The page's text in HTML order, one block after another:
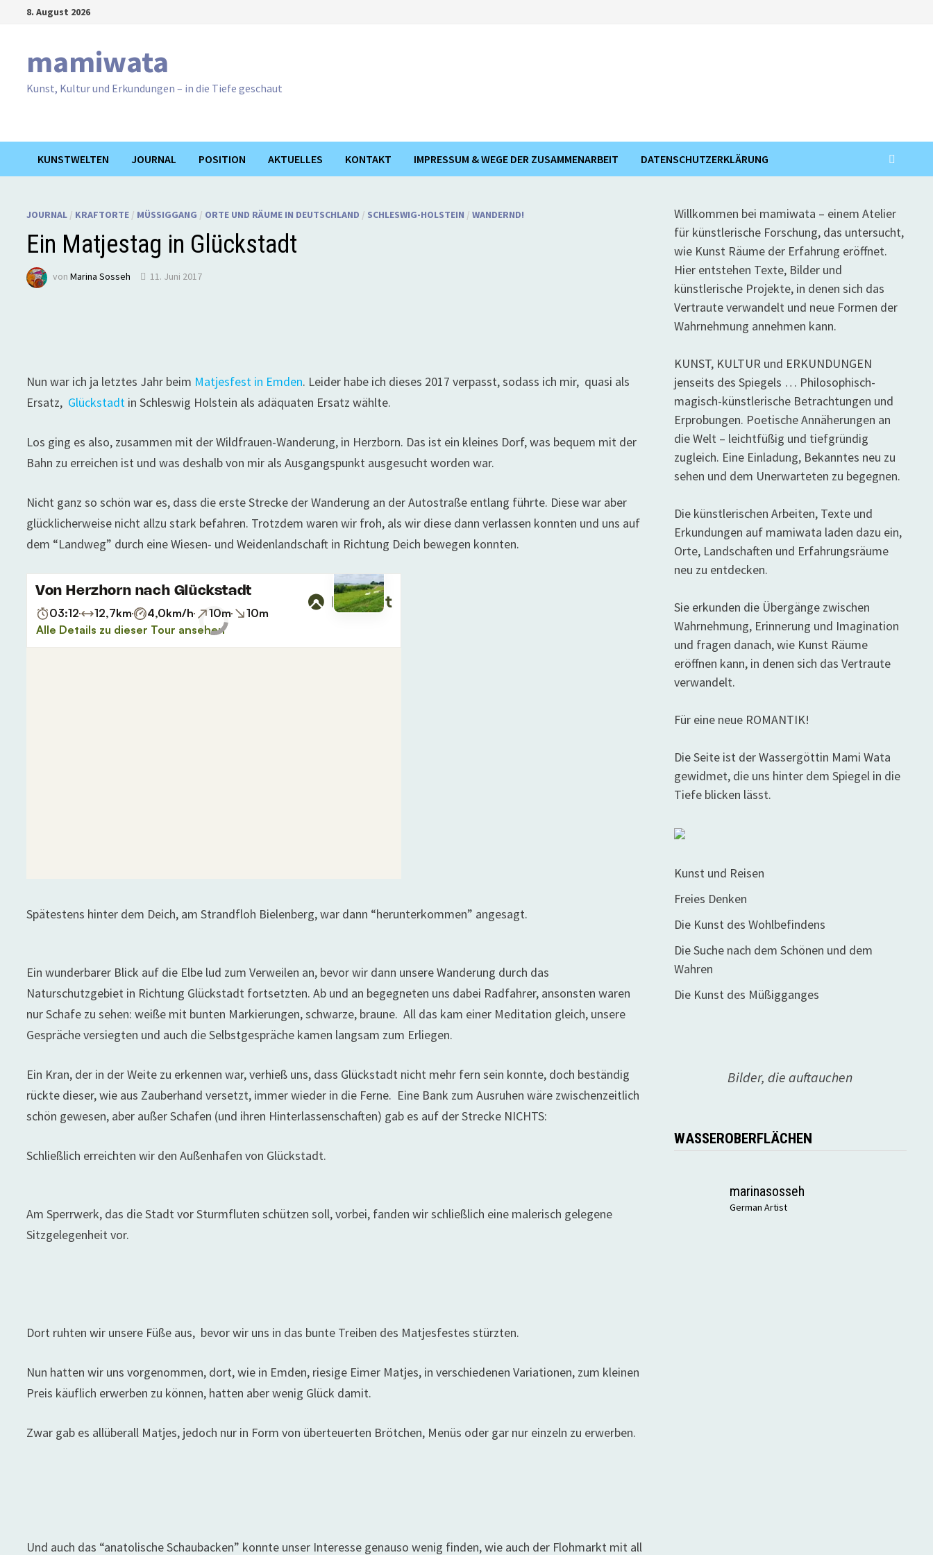
8. August 2026
mamiwata
Kunst, Kultur und Erkundungen – in die Tiefe geschaut
KUNSTWELTEN JOURNAL POSITION AKTUELLES KONTAKT IMPRESSUM & WEGE DER ZUSAMMENARBEIT DATENSCHUTZERKLÄRUNG
JOURNAL / KRAFTORTE / MÜSSIGGANG / ORTE UND RÄUME IN DEUTSCHLAND / SCHLESWIG-HOLSTEIN /WANDERND!
Ein Matjestag in Glückstadt
vonMarina Sosseh 11. Juni 2017
Nun war ich ja letztes Jahr beim Matjesfest in Emden. Leider habe ich dieses 2017 verpasst, sodass ich mir, quasi als
Ersatz, Glückstadt in Schleswig Holstein als adäquaten Ersatz wählte.
Los ging es also, zusammen mit der Wildfrauen-Wanderung, in Herzborn. Das ist ein kleines Dorf, was bequem mit der
Bahn zu erreichen ist und was deshalb von mir als Ausgangspunkt ausgesucht worden war.
Nicht ganz so schön war es, dass die erste Strecke der Wanderung an der Autostraße entlang führte. Diese war aber
glücklicherweise nicht allzu stark befahren. Trotzdem waren wir froh, als wir diese dann verlassen konnten und uns auf
dem “Landweg” durch eine Wiesen- und Weidenlandschaft in Richtung Deich bewegen konnten.
Spätestens hinter dem Deich, am Strandfloh Bielenberg, war dann “herunterkommen” angesagt.
Ein wunderbarer Blick auf die Elbe lud zum Verweilen an, bevor wir dann unsere Wanderung durch das
Naturschutzgebiet in Richtung Glückstadt fortsetzten. Ab und an begegneten uns dabei Radfahrer, ansonsten waren
nur Schafe zu sehen: weiße mit bunten Markierungen, schwarze, braune. All das kam einer Meditation gleich, unsere
Gespräche versiegten und auch die Selbstgespräche kamen langsam zum Erliegen.
Ein Kran, der in der Weite zu erkennen war, verhieß uns, dass Glückstadt nicht mehr fern sein konnte, doch beständig
rückte dieser, wie aus Zauberhand versetzt, immer wieder in die Ferne. Eine Bank zum Ausruhen wäre zwischenzeitlich
schön gewesen, aber außer Schafen (und ihren Hinterlassenschaften) gab es auf der Strecke NICHTS:
Schließlich erreichten wir den Außenhafen von Glückstadt.
Am Sperrwerk, das die Stadt vor Sturmfluten schützen soll, vorbei, fanden wir schließlich eine malerisch gelegene
Sitzgelegenheit vor.
Dort ruhten wir unsere Füße aus, bevor wir uns in das bunte Treiben des Matjesfestes stürzten.
Nun hatten wir uns vorgenommen, dort, wie in Emden, riesige Eimer Matjes, in verschiedenen Variationen, zum kleinen
Preis käuflich erwerben zu können, hatten aber wenig Glück damit.
Zwar gab es allüberall Matjes, jedoch nur in Form von überteuerten Brötchen, Menüs oder gar nur einzeln zu erwerben.
Und auch das “anatolische Schaubacken” konnte unser Interesse genauso wenig finden, wie auch der Flohmarkt mit all
Willkommen bei mamiwata – einem Atelier
für künstlerische Forschung, das untersucht,
wie Kunst Räume der Erfahrung eröffnet.
Hier entstehen Texte, Bilder und
künstlerische Projekte, in denen sich das
Vertraute verwandelt und neue Formen der
Wahrnehmung annehmen kann.
KUNST, KULTUR und ERKUNDUNGEN
jenseits des Spiegels … Philosophisch-
magisch-künstlerische Betrachtungen und
Erprobungen. Poetische Annäherungen an
die Welt – leichtfüßig und tiefgründig
zugleich. Eine Einladung, Bekanntes neu zu
sehen und dem Unerwarteten zu begegnen.
Die künstlerischen Arbeiten, Texte und
Erkundungen auf mamiwata laden dazu ein,
Orte, Landschaften und Erfahrungsräume
neu zu entdecken.
Sie erkunden die Übergänge zwischen
Wahrnehmung, Erinnerung und Imagination
und fragen danach, wie Kunst Räume
eröffnen kann, in denen sich das Vertraute
verwandelt.
Für eine neue ROMANTIK!
Die Seite ist der Wassergöttin Mami Wata
gewidmet, die uns hinter dem Spiegel in die
Tiefe blicken lässt.
Kunst und Reisen
Freies Denken
Die Kunst des Wohlbefindens
Die Suche nach dem Schönen und dem
Wahren
Die Kunst des Müßigganges
Bilder, die auftauchen
WASSEROBERFLÄCHEN
marinasosseh
German Artist